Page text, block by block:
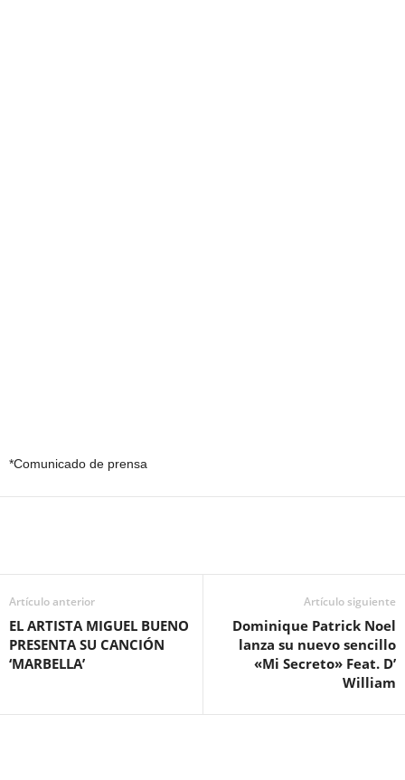
*Comunicado de prensa
Artículo anterior
EL ARTISTA MIGUEL BUENO
PRESENTA SU CANCIÓN
‘MARBELLA’
Artículo siguiente
Dominique Patrick Noel
lanza su nuevo sencillo
«Mi Secreto» Feat. D’
William